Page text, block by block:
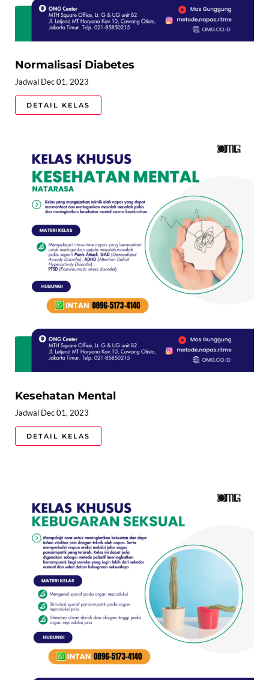
Normalisasi Diabetes
Jadwal Dec 01, 2023
DETAIL KELAS
Kesehatan Mental
Jadwal Dec 01, 2023
DETAIL KELAS